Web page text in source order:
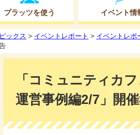
プラッツを使う イベント情
ピックス > イベントレポート > イベントレポ
「コミュニティカ
運営事例編2/7」開